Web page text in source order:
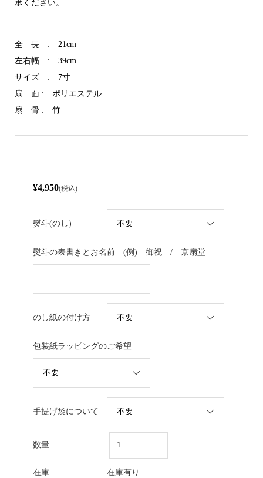
承ください。
全 長 : 21cm
左右幅 : 39cm
サイズ : 7寸
扇 面 : ポリエステル
扇 骨 : 竹
¥4,950(税込)
熨斗(のし)
熨斗の表書きとお名前 (例) 御祝 / 京扇堂
のし紙の付け方
包装紙ラッピングのご希望
手提げ袋について
数量
在庫 在庫有り